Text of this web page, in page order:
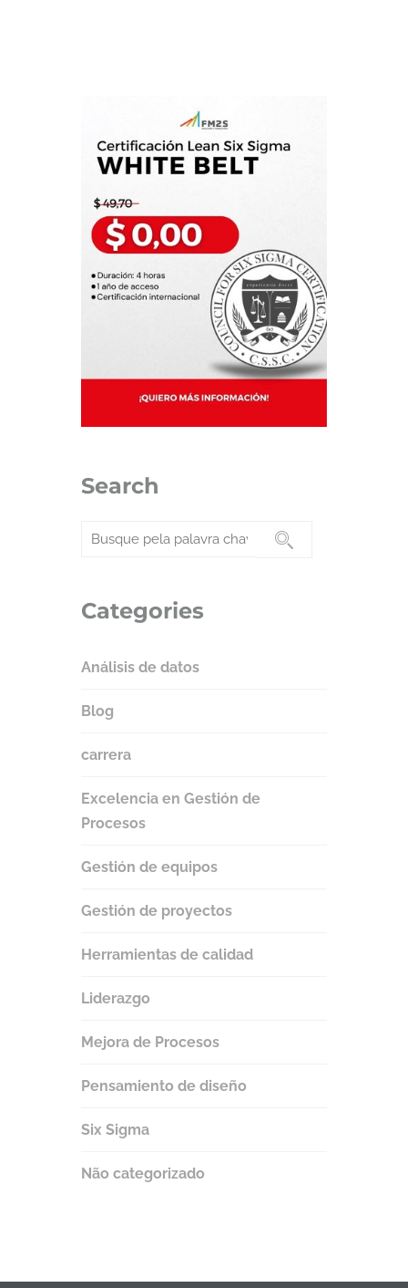
normalización suele
abarcar las normas […]
Search
Categories
Análisis de datos
Blog
carrera
Excelencia en Gestión de
Procesos
Gestión de equipos
Gestión de proyectos
Herramientas de calidad
Liderazgo
Mejora de Procesos
Pensamiento de diseño
Six Sigma
Não categorizado